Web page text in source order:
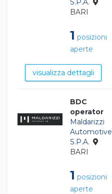
S.P.A.
BARI
1 posizioni
aperte
visualizza dettagli
BDC
operator
Maldarizzi
Automotive
S.P.A.
BARI
1 posizioni
aperte